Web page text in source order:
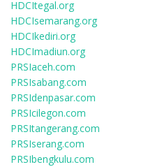
HDCItegal.org
HDCIsemarang.org
HDCIkediri.org
HDCImadiun.org
PRSIaceh.com
PRSIsabang.com
PRSIdenpasar.com
PRSIcilegon.com
PRSItangerang.com
PRSIserang.com
PRSIbengkulu.com